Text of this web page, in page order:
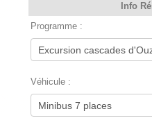
Info
Programme :
Véhicule :